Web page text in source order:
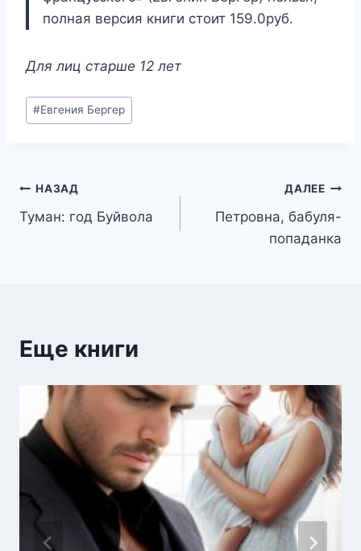
полная версия книги стоит 159.0руб.
Для лиц старше 12 лет
Метки
записи:
#Евгения Бергер
Навигация
по
НАЗАД
Туман: год Буйвола
ДАЛЕЕ
Петровна, бабуля-
попаданка
Еще книги